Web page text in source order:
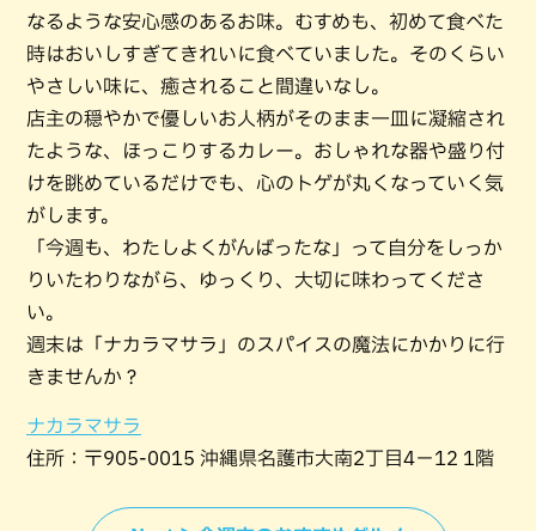
なるような安心感のあるお味。むすめも、初めて食べた
時はおいしすぎてきれいに食べていました。そのくらい
やさしい味に、癒されること間違いなし。
店主の穏やかで優しいお人柄がそのまま一皿に凝縮され
たような、ほっこりするカレー。おしゃれな器や盛り付
けを眺めているだけでも、心のトゲが丸くなっていく気
がします。
「今週も、わたしよくがんばったな」って自分をしっか
りいたわりながら、ゆっくり、大切に味わってくださ
い。
週末は「ナカラマサラ」のスパイスの魔法にかかりに行
きませんか？
ナカラマサラ
住所：〒905-0015 沖縄県名護市大南2丁目4−12 1階